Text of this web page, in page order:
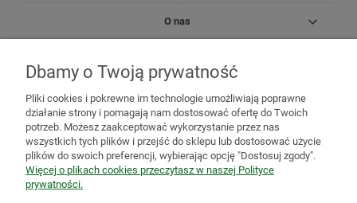
O nas
Copyright Zielnik Jagi
Mazidła, maści, oleje lecznicze Olejki Olejki eteryczne
Olejki
pielęgnacyjne
Kosmetyki Biomika
Black for White
Medicprogress
Sól do kąpieli Zioła do kąpieli
Susze, herbatki
ziołowe i owocowe
Zioła jednorodne Mieszanki ziołowe
Zioła
mielone
Mieszanki owocowo-ziołowe
Herbatki funkcjonalne
Zioła na trawienie i wzdęcia
Dbamy o Twoją prywatność
Pliki cookies i pokrewne im technologie umożliwiają poprawne
działanie strony i pomagają nam dostosować ofertę do Twoich
potrzeb. Możesz zaakceptować wykorzystanie przez nas
wszystkich tych plików i przejść do sklepu lub dostosować użycie
plików do swoich preferencji, wybierając opcję "Dostosuj zgody".
Więcej o plikach cookies przeczytasz w naszej Polityce
prywatności.